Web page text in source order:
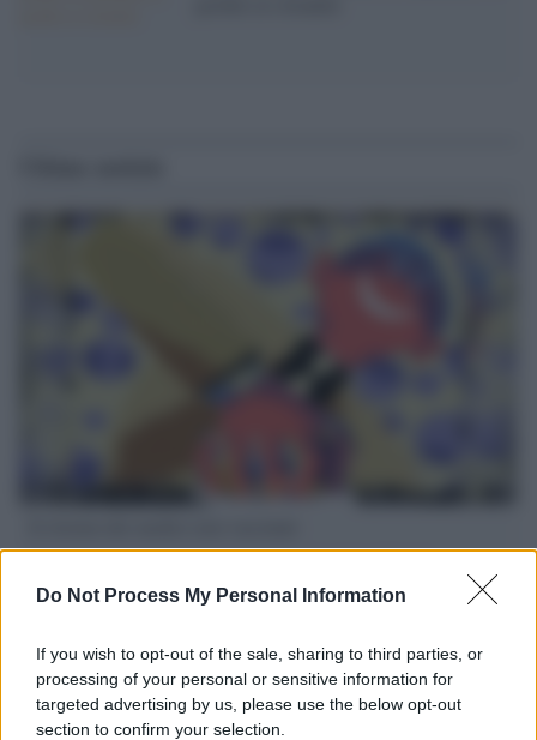
Do Not Process My Personal Information
If you wish to opt-out of the sale, sharing to third parties, or
processing of your personal or sensitive information for
targeted advertising by us, please use the below opt-out
section to confirm your selection.
Informazione" spiega perché non ci sono mai state basi
scientifiche per togliere i medici non vaccinati dal lavoro
L'omicidio economico dell'Italia: ce lo chiede l'Europa